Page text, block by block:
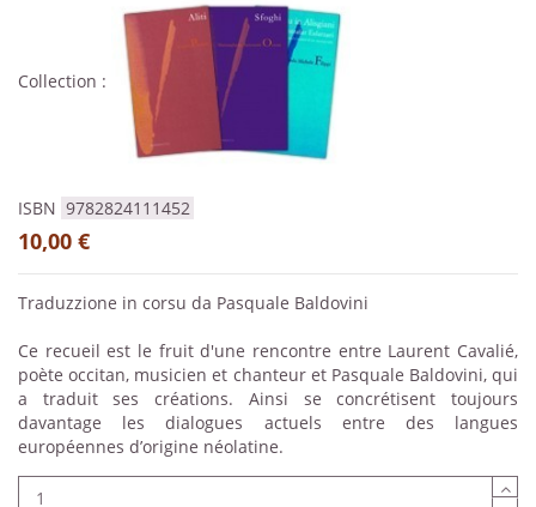
Collection :
ISBN 9782824111452
10,00 €
Traduzzione in corsu da Pasquale Baldovini
Ce recueil est le fruit d'une rencontre entre Laurent Cavalié,
poète occitan, musicien et chanteur et Pasquale Baldovini, qui
a traduit ses créations. Ainsi se concrétisent toujours
davantage les dialogues actuels entre des langues
européennes d’origine néolatine.